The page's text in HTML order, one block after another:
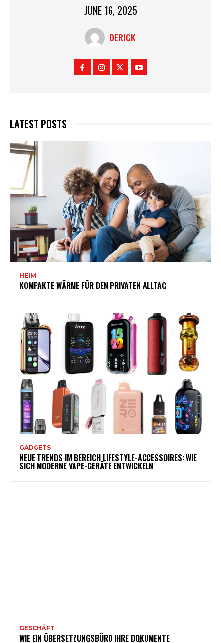
JUNE 16, 2025
DERICK
LATEST POSTS
HEIM
KOMPAKTE WÄRME FÜR DEN PRIVATEN ALLTAG
GADGETS
NEUE TRENDS IM BEREICH LIFESTYLE-ACCESSOIRES: WIE
SICH MODERNE VAPE-GERÄTE ENTWICKELN
GESCHÄFT
WIE EIN ÜBERSETZUNGSBÜRO IHRE DOKUMENTE